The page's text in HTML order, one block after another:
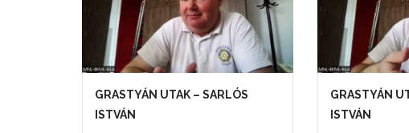
GRASTYÁN UTAK – SARLÓS
ISTVÁN
GRASTYÁN
ISTVÁN